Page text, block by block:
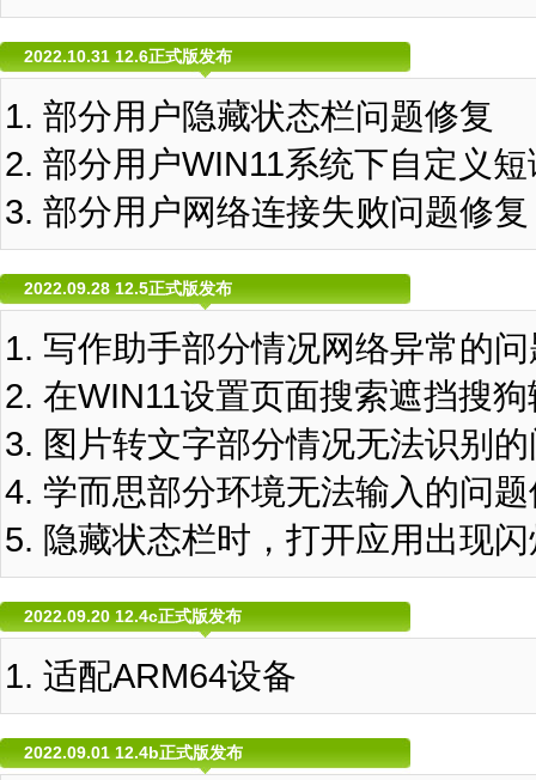
2022.10.31 12.6正式版发布
部分用户隐藏状态栏问题修复
部分用户WIN11系统下自定义
部分用户网络连接失败问题修复
2022.09.28 12.5正式版发布
写作助手部分情况网络异常的
在WIN11设置页面搜索遮挡搜
图片转文字部分情况无法识别
学而思部分环境无法输入的问
隐藏状态栏时，打开应用出现
2022.09.20 12.4c正式版发布
适配ARM64设备
2022.09.01 12.4b正式版发布